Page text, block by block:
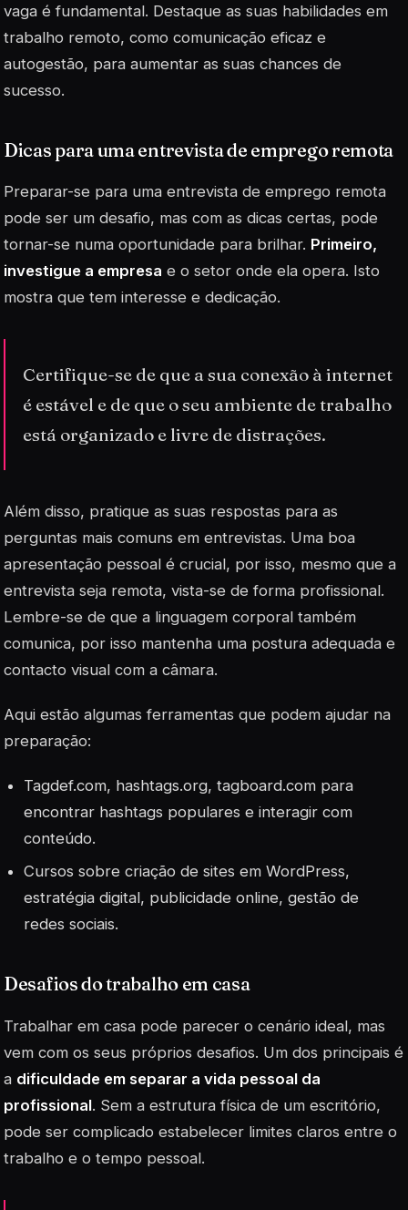
vaga é fundamental. Destaque as suas habilidades em
trabalho remoto, como comunicação eficaz e
autogestão, para aumentar as suas chances de
sucesso.
Dicas para uma entrevista de emprego remota
Preparar-se para uma entrevista de emprego remota
pode ser um desafio, mas com as dicas certas, pode
tornar-se numa oportunidade para brilhar. Primeiro,
investigue a empresa e o setor onde ela opera. Isto
mostra que tem interesse e dedicação.
Certifique-se de que a sua conexão à internet
é estável e de que o seu ambiente de trabalho
está organizado e livre de distrações.
Além disso, pratique as suas respostas para as
perguntas mais comuns em entrevistas. Uma boa
apresentação pessoal é crucial, por isso, mesmo que a
entrevista seja remota, vista-se de forma profissional.
Lembre-se de que a linguagem corporal também
comunica, por isso mantenha uma postura adequada e
contacto visual com a câmara.
Aqui estão algumas ferramentas que podem ajudar na
preparação:
Tagdef.com, hashtags.org, tagboard.com para
encontrar hashtags populares e interagir com
conteúdo.
Cursos sobre criação de sites em WordPress,
estratégia digital, publicidade online, gestão de
redes sociais.
Desafios do trabalho em casa
Trabalhar em casa pode parecer o cenário ideal, mas
vem com os seus próprios desafios. Um dos principais é
a dificuldade em separar a vida pessoal da
profissional. Sem a estrutura física de um escritório,
pode ser complicado estabelecer limites claros entre o
trabalho e o tempo pessoal.